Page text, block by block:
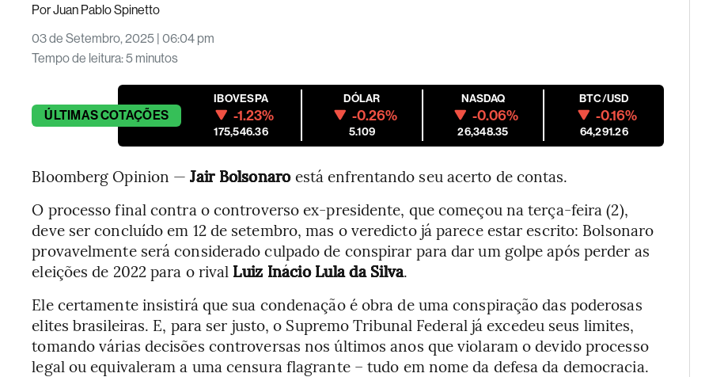
PorJuan Pablo Spinetto
03 de Setembro, 2025 | 06:04 pm
Tempo de leitura:5 minutos
ÚLTIMASCOTAÇÕES
IBOVESPA
-1.23%
175,546.36
DÓLAR
-0.26%
5.109
NASDAQ
-0.06%
26,348.35
BTC/USD
-0.16%
64,291.26
Bloomberg Opinion —Jair Bolsonaroestá enfrentando seu acerto de contas.
O processo final contra o controverso ex-presidente, que começou na terça-feira (2),
deve ser concluído em 12 de setembro, mas o veredicto já parece estar escrito: Bolsonaro
provavelmente será considerado culpado de conspirar para dar um golpe após perder as
eleições de 2022 para o rival Luiz Inácio Lula da Silva.
Ele certamente insistirá que sua condenação é obra de uma conspiração das poderosas
elites brasileiras. E, para ser justo, o Supremo Tribunal Federal já excedeu seus limites,
tomando várias decisões controversas nos últimos anos que violaram o devido processo
legal ou equivaleram a uma censura flagrante – tudo em nome da defesa da democracia.